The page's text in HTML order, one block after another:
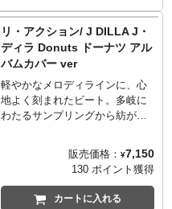
から、主人公マーティ・マクフ
年の姿で登場です！印象的なジ
ャケット姿にアクセサリーとし
てエレキギターも付属。「リ・
アクション+（プラス）」として
再び「リ・アクション」シリー
ズにやってきた『バック・ト
リ・アクション/ J DILLA J・
ディラ Donuts ドーナツ アル
バムカバー ver
軽やかなメロディラインに、心
地よく刻まれたビート。多岐に
わたるサンプリングから紡がれ
あるインストゥルメンタル・ヒ
ップホップ・アルバムのひとつ
として知られるこの作品を、ス
販売価格： ¥7,150
130 ポイント獲得
カートに入れる